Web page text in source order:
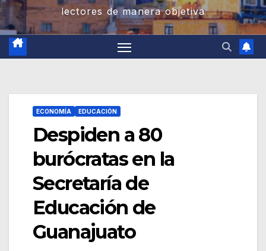
lectores de manera objetiva
ECONOMÍA EDUCACIÓN
Despiden a 80
burócratas en la
Secretaría de
Educación de
Guanajuato